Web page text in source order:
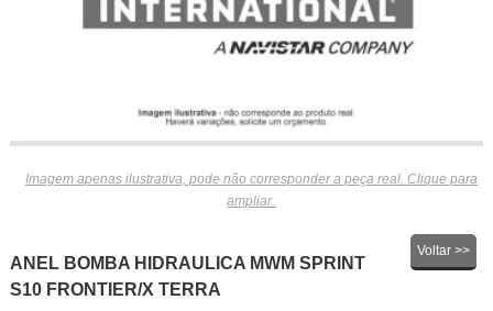
Imagem apenas ilustrativa, pode não corresponder a peça real. Clique para
ampliar.
Voltar >>
ANEL BOMBA HIDRAULICA MWM SPRINT
S10 FRONTIER/X TERRA